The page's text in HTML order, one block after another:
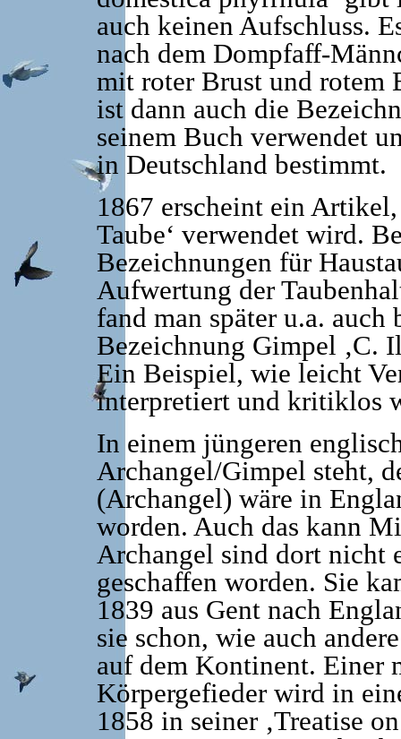
auch keinen Aufschluss.
nach dem Dompfaff-
mit roter Brust und rotem
ist dann auch die
seinem Buch verwendet
in Deutschland bestimmt.
1867 erscheint ein
Taube‘ verwendet wird.
Bezeichnungen für
Aufwertung der
fand man später u.a. auch
Bezeichnung Gimpel ‚C.
Ein Beispiel, wie leicht
interpretiert und kritiklos
In einem jüngeren
Archangel/Gimpel steht,
(Archangel) wäre in
worden. Auch das kann
Archangel sind dort nicht
geschaffen worden. Sie
1839 aus Gent nach
sie schon, wie auch
auf dem Kontinent. Einer
Körpergefieder wird in
1858 in seiner ‚Treatise